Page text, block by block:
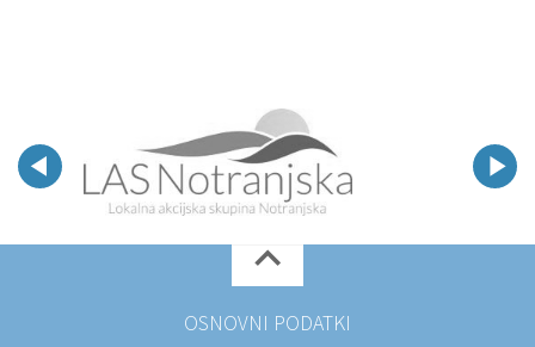
OSNOVNI PODATKI